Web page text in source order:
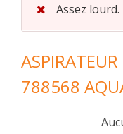
Assez lourd.
788568